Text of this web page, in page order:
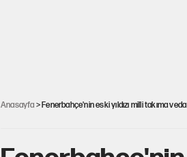
Anasayfa > Fenerbahçe'nin eski yıldızı milli takıma